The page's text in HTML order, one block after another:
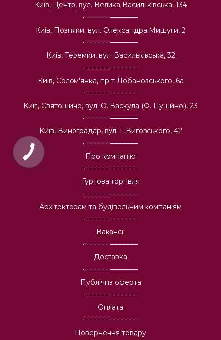
Київ, Центр, вул. Велика Васильківська, 134
Київ, Позняки. вул. Олександра Мишуги, 2
Київ, Теремки, вул. Васильківська, 32
Київ, Солом'янка, пр-т Лобановського, 6а
Київ, Святошино, вул. О. Васкула (Ф. Пушиної), 23
Київ, Виноградар, вул. І. Виговського, 42
Про компанію
Гуртова торгівля
Архітекторам та будівельним компаніям
Вакансії
Доставка
Публічна оферта
Оплата
Повернення товару